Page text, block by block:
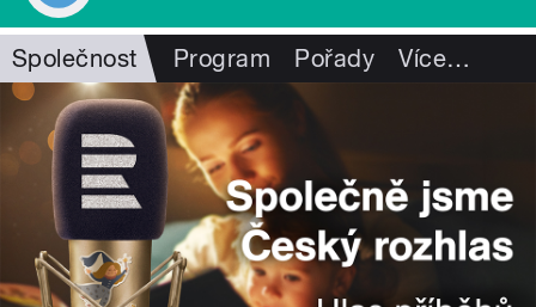
Společnost Program Pořady Více…